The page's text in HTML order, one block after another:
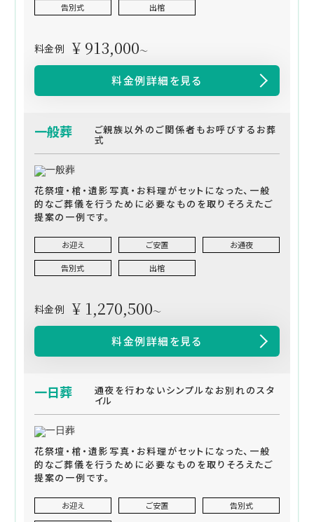
告別式 出棺
料金例 ¥ 913,000～
料金例詳細を見る
一般葬 ご親族以外のご関係者もお呼びするお葬
式
花祭壇・棺・遺影写真・お料理がセットになった、一般
的なご葬儀を行うために必要なものを取りそろえたご
提案の一例です。
お迎え ご安置 お通夜
告別式 出棺
料金例 ¥ 1,270,500～
料金例詳細を見る
一日葬 通夜を行わないシンプルなお別れのスタ
イル
花祭壇・棺・遺影写真・お料理がセットになった、一般
的なご葬儀を行うために必要なものを取りそろえたご
提案の一例です。
お迎え ご安置 告別式